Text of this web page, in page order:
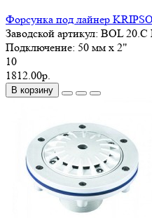
Форсунка под лайнер
Заводской артикул: BOL 20.C
Подключение: 50 мм x 2"
10
1812.00р.
В корзину